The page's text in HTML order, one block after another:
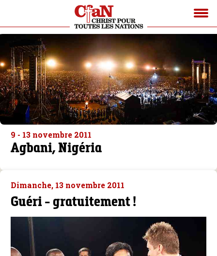
9 - 13 novembre 2011
Agbani, Nigéria
Dimanche, 13 novembre 2011
Guéri - gratuitement !